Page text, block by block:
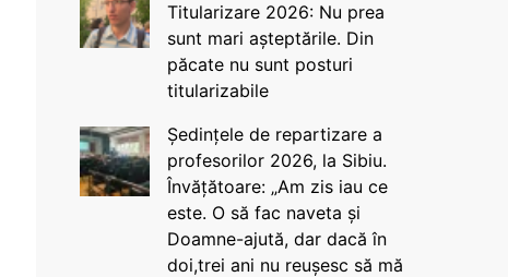
Titularizare 2026: Nu prea
sunt mari așteptările. Din
păcate nu sunt posturi
titularizabile
Ședințele de repartizare a
profesorilor 2026, la Sibiu.
Învățătoare: „Am zis iau ce
este. O să fac naveta și
Doamne-ajută, dar dacă în
doi,trei ani nu reușesc să mă